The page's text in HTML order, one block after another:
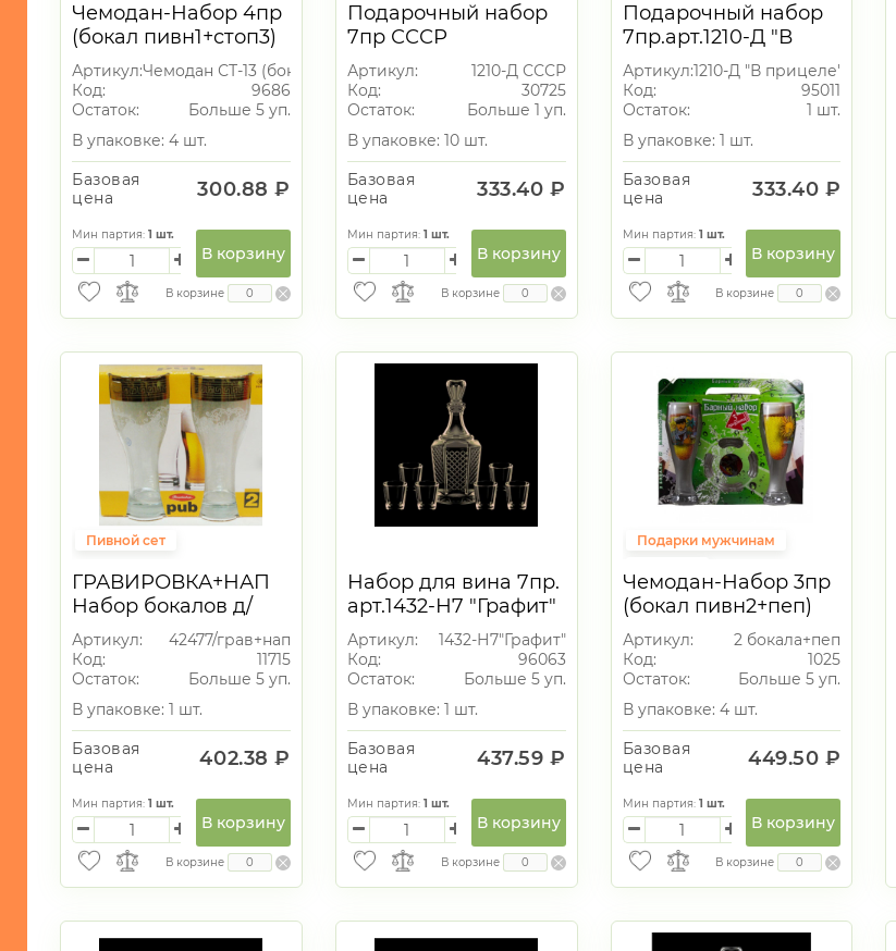
ОГОРОД
Новогодний
ассортимент
стекло 13
Подарки на 23 февраля
Чемодан-Набор 4пр
(бокал пивн1+стоп3)
Приколы
Артикул:Чемодан СТ-13 (бокал+3 стопки)
Код:
9686
Остаток:
Больше 5 уп.
В упаковке: 4 шт.
Базовая
цена
300.88 ₽
Мин партия: 1 шт.
В корзину
В корзине
Подарочный набор
7пр СССР
Артикул:
1210-Д СССР
Код:
30725
Остаток:
Больше 1 уп.
В упаковке: 10 шт.
Базовая
цена
333.40 ₽
Мин партия: 1 шт.
В корзину
В корзине
Подарочный набор
7пр.арт.1210-Д "В
прицеле"
(пепельница+6
стаканов 50мл.)
Артикул:1210-Д "В прицеле"
Код:
95011
Остаток:
1 шт.
В упаковке: 1 шт.
Базовая
цена
333.40 ₽
Мин партия: 1 шт.
В корзину
В корзине
Пивной сет
ГРАВИРОВКА+НАП
Набор бокалов д/
пива 2шт
Артикул:
42477/грав+нап
Код:
11715
Остаток:
Больше 5 уп.
В упаковке: 1 шт.
Базовая
цена
402.38 ₽
Мин партия: 1 шт.
В корзину
В корзине
Набор для вина 7пр.
арт.1432-Н7 "Графит"
(графин+6 стопок
50мл.)
Артикул:
1432-Н7"Графит"
Код:
96063
Остаток:
Больше 5 уп.
В упаковке: 1 шт.
Базовая
цена
437.59 ₽
Мин партия: 1 шт.
В корзину
В корзине
Подарки мужчинам
Подарки на 23 февраля
Чемодан-Набор 3пр
(бокал пивн2+пеп)
Приколы
Артикул:
2 бокала+пеп
Код:
1025
Остаток:
Больше 5 уп.
В упаковке: 4 шт.
Базовая
цена
449.50 ₽
Мин партия: 1 шт.
В корзину
В корзине